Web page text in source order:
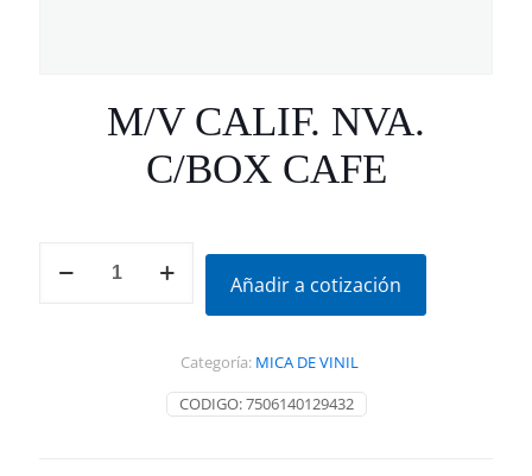
M/V CALIF. NVA.
C/BOX CAFE
CALIF.
Añadir a cotización
CODIGO:7506140129432
Categoría: MICA DE VINIL